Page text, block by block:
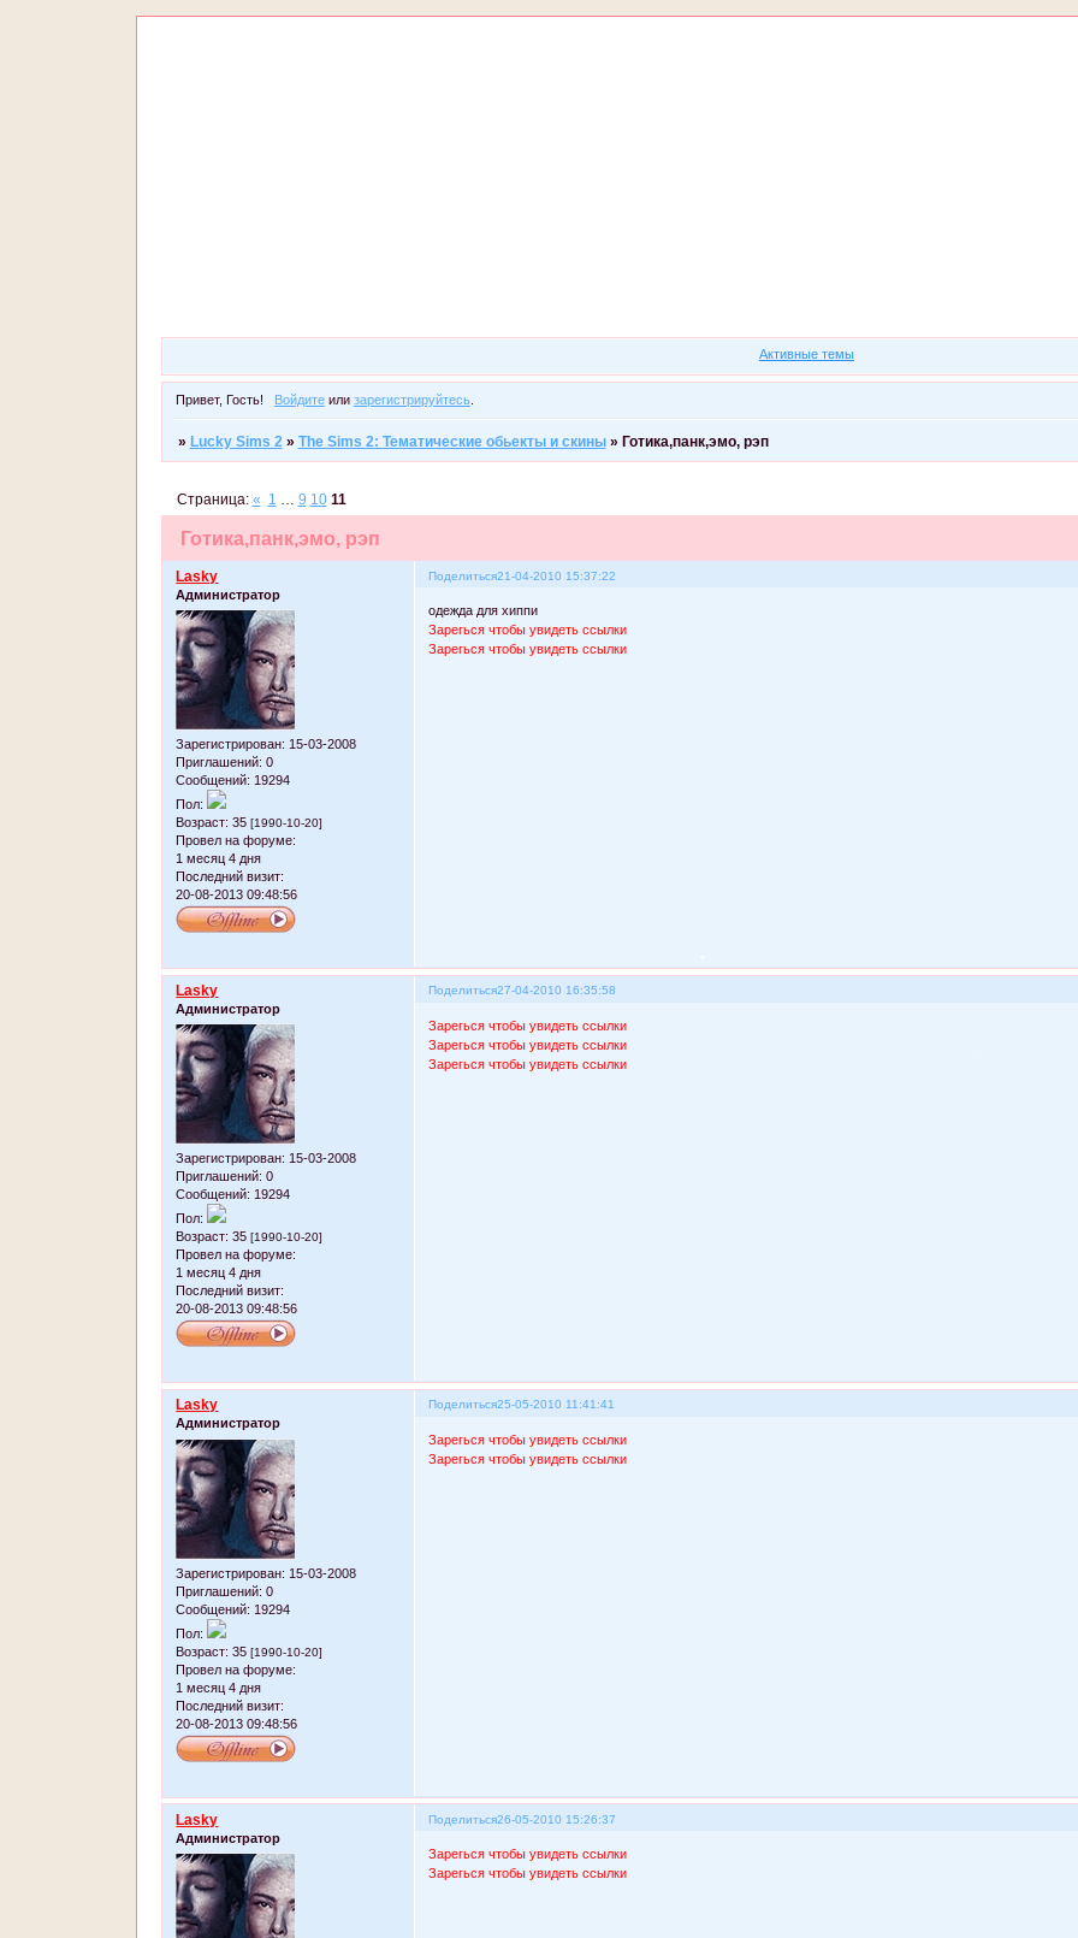
Активные темы
Привет, Гость! Войдитеили зарегистрируйтесь.
» Lucky Sims 2 » The Sims 2: Тематические обьекты и скины » Готика,панк,эмо, рэп
Готика,панк,эмо, рэп
Страница: « 1 … 9 10 11
Поделиться21-04-2010 15:37:22
Lasky
Администратор
Зарегистрирован: 15-03-2008
Приглашений: 0
Сообщений: 19294
Пол:
Возраст: 35[1990-10-20]
Провел на форуме:
1 месяц 4 дня
Последний визит:
20-08-2013 09:48:56
одежда для хиппи
Зарегься чтобы увидеть ссылки
Зарегься чтобы увидеть ссылки
Поделиться27-04-2010 16:35:58
Lasky
Администратор
Зарегистрирован: 15-03-2008
Приглашений: 0
Сообщений: 19294
Пол:
Возраст: 35[1990-10-20]
Провел на форуме:
1 месяц 4 дня
Последний визит:
20-08-2013 09:48:56
Зарегься чтобы увидеть ссылки
Зарегься чтобы увидеть ссылки
Зарегься чтобы увидеть ссылки
Поделиться25-05-2010 11:41:41
Lasky
Администратор
Зарегистрирован: 15-03-2008
Приглашений: 0
Сообщений: 19294
Пол:
Возраст: 35[1990-10-20]
Провел на форуме:
1 месяц 4 дня
Последний визит:
20-08-2013 09:48:56
Зарегься чтобы увидеть ссылки
Зарегься чтобы увидеть ссылки
Поделиться26-05-2010 15:26:37
Lasky
Администратор
Зарегься чтобы увидеть ссылки
Зарегься чтобы увидеть ссылки